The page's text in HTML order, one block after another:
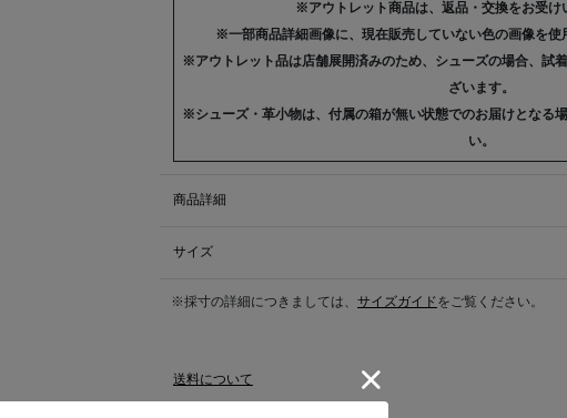
※アウトレット商品は、返品・交換をお受け
※一部商品詳細画像に、現在販売していない色の画像を使
※アウトレット品は店舗展開済みのため、シューズの場合、試
ざいます。
※シューズ・革小物は、付属の箱が無い状態でのお届けとなる
い。
商品詳細
サイズ
※採寸の詳細につきましては、 サイズガイドをご覧ください。
送料について